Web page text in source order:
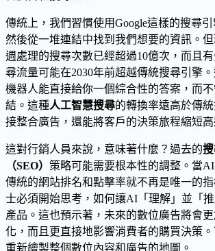
傳統上，我們習慣使用Google這樣的搜尋引
然後從一堆連結中找到我們想要的資訊。但
週處理的搜尋次數已經超過10億次，而且
尋流量可能在2030年前超越傳統搜尋引擎
機器人能直接給你一個綜合性的答案，而
結。這種人工智慧搜尋的轉換率遠高於傳
接整合廣告，還能將客戶的決策旅程縮短高
這對行銷人員來說，意味著什麼？過去的
（SEO） 策略可能需要根本性的調整。當AI
傳統的網站排名和點擊率就不再是唯一的
士必須開始思考，如何讓AI「理解」並「
產品。這也預示著，未來的數位廣告將會
化，而且更直接地影響消費者的購買決策
重新繪製整個數位內容和廣告的地圖。